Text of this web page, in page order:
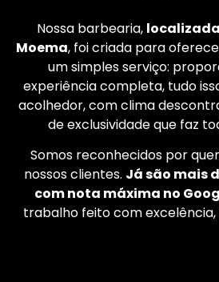
Nossa barbearia,
Moema, foi criada para
um simples serviço:
experiência completa, tudo
acolhedor, com clima
de exclusividade que faz
Somos reconhecidos por
nossos clientes. Já são mais
com nota máxima no
trabalho feito com